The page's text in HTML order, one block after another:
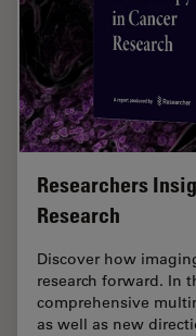
Researchers
Research
Discover how
research forward. In
comprehensive
as well as new